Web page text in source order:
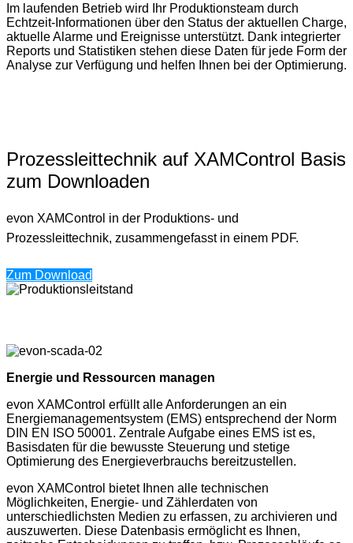
Im laufenden Betrieb wird Ihr Produktionsteam durch
Echtzeit-Informationen über den Status der aktuellen Charge,
aktuelle Alarme und Ereignisse unterstützt. Dank integrierter
Reports und Statistiken stehen diese Daten für jede Form der
Analyse zur Verfügung und helfen Ihnen bei der Optimierung.
Prozessleittechnik auf XAMControl Basis
zum Downloaden
evon XAMControl in der Produktions- und
Prozessleittechnik, zusammengefasst in einem PDF.
Zum Download
Energie und Ressourcen managen
evon XAMControl erfüllt alle Anforderungen an ein
Energiemanagementsystem (EMS) entsprechend der Norm
DIN EN ISO 50001. Zentrale Aufgabe eines EMS ist es,
Basisdaten für die bewusste Steuerung und stetige
Optimierung des Energieverbrauchs bereitzustellen.
evon XAMControl bietet Ihnen alle technischen
Möglichkeiten, Energie- und Zählerdaten von
unterschiedlichsten Medien zu erfassen, zu archivieren und
auszuwerten. Diese Datenbasis ermöglicht es Ihnen,